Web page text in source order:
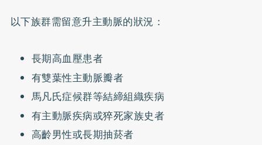
以下族群需留意升主動脈的狀況：
長期高血壓患者
有雙葉性主動脈瓣者
馬凡氏症候群等結締組織疾病
有主動脈疾病或猝死家族史者
高齡男性或長期抽菸者